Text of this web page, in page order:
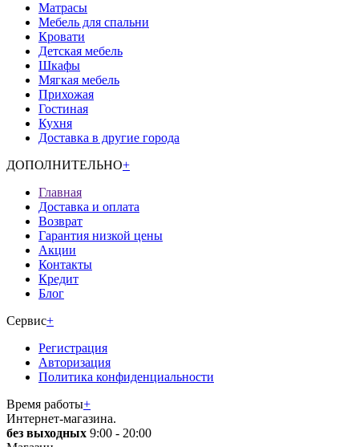
Матрасы
Мебель для спальни
Кровати
Детская мебель
Шкафы
Мягкая мебель
Прихожая
Гостиная
Кухня
Доставка в другие города
ДОПОЛНИТЕЛЬНО+
Главная
Доставка и оплата
Возврат
Гарантия низкой цены
Акции
Контакты
Кредит
Блог
Сервис+
Регистрация
Авторизация
Политика конфиденциальности
Время работы+
Интернет-магазина.
без выходных 9:00 - 20:00